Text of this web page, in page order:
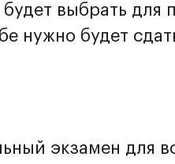
выбрать для
нужно будет
экзамен для